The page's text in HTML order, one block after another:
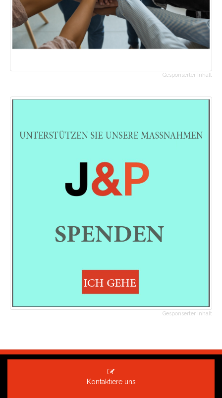
Gesponserter Inhalt
Gesponserter Inhalt
Kontaktiere uns